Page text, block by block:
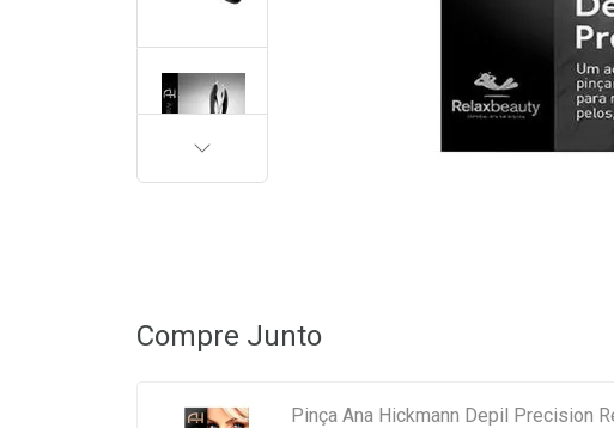
PRÓXIMA
Compre Junto
Pinça Ana Hickmann Depil Precision